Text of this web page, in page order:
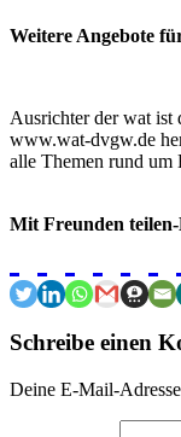
Weitere Angebote
Ausrichter der wat ist
www.wat-dvgw.de
alle Themen rund um
Mit Freunden
Schreibe einen
Deine E-Mail-